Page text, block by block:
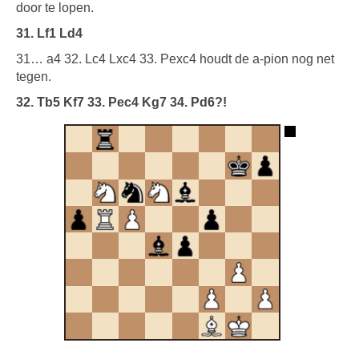
door te lopen.
31. Lf1 Ld4
31… a4 32. Lc4 Lxc4 33. Pexc4 houdt de a-pion nog net
tegen.
32. Tb5 Kf7 33. Pec4 Kg7 34. Pd6?!